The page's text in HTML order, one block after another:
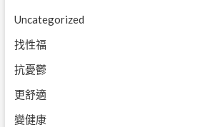
Uncategorized
找性福
抗憂鬱
更舒適
變健康